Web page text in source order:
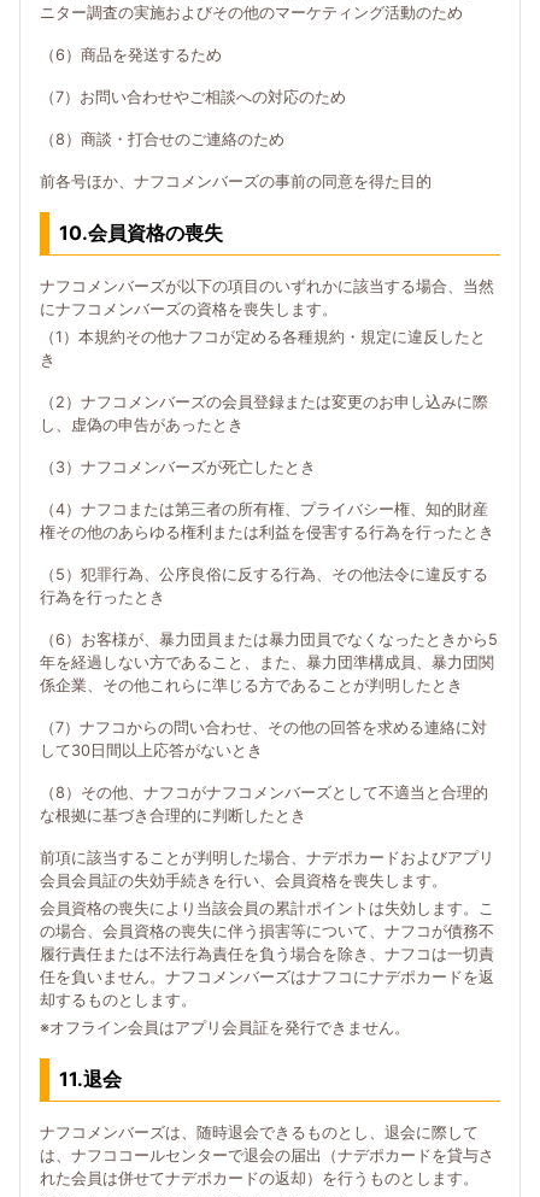
ニター調査の実施およびその他のマーケティング活動のため
（6）商品を発送するため
（7）お問い合わせやご相談への対応のため
（8）商談・打合せのご連絡のため
前各号ほか、ナフコメンバーズの事前の同意を得た目的
10.会員資格の喪失
ナフコメンバーズが以下の項目のいずれかに該当する場合、当然
にナフコメンバーズの資格を喪失します。
（1）本規約その他ナフコが定める各種規約・規定に違反したと
き
（2）ナフコメンバーズの会員登録または変更のお申し込みに際
し、虚偽の申告があったとき
（3）ナフコメンバーズが死亡したとき
（4）ナフコまたは第三者の所有権、プライバシー権、知的財産
権その他のあらゆる権利または利益を侵害する行為を行ったとき
（5）犯罪行為、公序良俗に反する行為、その他法令に違反する
行為を行ったとき
（6）お客様が、暴力団員または暴力団員でなくなったときから5
年を経過しない方であること、また、暴力団準構成員、暴力団関
係企業、その他これらに準じる方であることが判明したとき
（7）ナフコからの問い合わせ、その他の回答を求める連絡に対
して30日間以上応答がないとき
（8）その他、ナフコがナフコメンバーズとして不適当と合理的
な根拠に基づき合理的に判断したとき
前項に該当することが判明した場合、ナデポカードおよびアプリ
会員会員証の失効手続きを行い、会員資格を喪失します。
会員資格の喪失により当該会員の累計ポイントは失効します。こ
の場合、会員資格の喪失に伴う損害等について、ナフコが債務不
履行責任または不法行為責任を負う場合を除き、ナフコは一切責
任を負いません。ナフコメンバーズはナフコにナデポカードを返
却するものとします。
※オフライン会員はアプリ会員証を発行できません。
11.退会
ナフコメンバーズは、随時退会できるものとし、退会に際して
は、ナフココールセンターで退会の届出（ナデポカードを貸与さ
れた会員は併せてナデポカードの返却）を行うものとします。